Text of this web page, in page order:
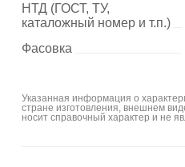
НТД (ГОСТ, ТУ,
каталожный номер и т.п.)
Фасовка
Указанная информация о
стране изготовления, внешнем
носит справочный характер и не